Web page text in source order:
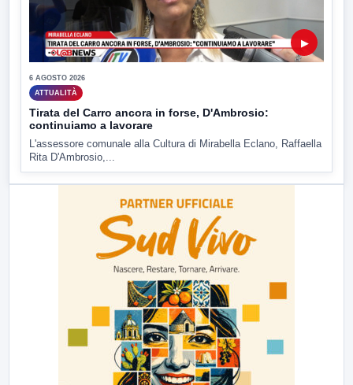
▶
6 AGOSTO 2026
ATTUALITÀ
Tirata del Carro ancora in forse, D'Ambrosio:
continuiamo a lavorare
L'assessore comunale alla Cultura di Mirabella Eclano, Raffaella
Rita D'Ambrosio,...